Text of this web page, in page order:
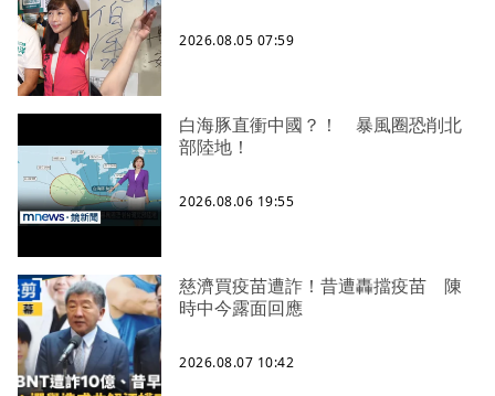
2026.08.05 07:59
白海豚直衝中國？！ 暴風圈恐削北
部陸地！
2026.08.06 19:55
慈濟買疫苗遭詐！昔遭轟擋疫苗 陳
時中今露面回應
2026.08.07 10:42